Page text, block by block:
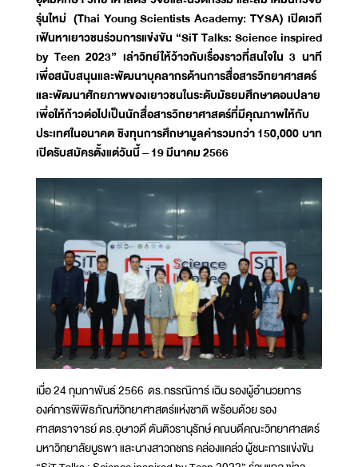
รุ่นใหม่ (Thai Young Scientists Academy: TYSA) เปิดเวที
เฟ้นหาเยาวชนร่วมการแข่งขัน “SiT Talks: Science inspired
by Teen 2023” เล่าวิทย์ให้ว้าวกับเรื่องราวที่สนใจใน 3 นาที
เพื่อสนับสนุนและพัฒนาบุคลากรด้านการสื่อสารวิทยาศาสตร์
และพัฒนาศักยภาพของเยาวชนในระดับมัธยมศึกษาตอนปลาย
เพื่อให้ก้าวต่อไปเป็นนักสื่อสารวิทยาศาสตร์ที่มีคุณภาพให้กับ
ประเทศในอนาคต ชิงทุนการศึกษามูลค่ารวมกว่า 150,000 บาท
เปิดรับสมัครตั้งแต่วันนี้ – 19 มีนาคม 2566
เมื่อ 24 กุมภาพันธ์ 2566 ดร.กรรณิการ์ เฉิน รองผู้อำนวยการ
องค์การพิพิธภัณฑ์วิทยาศาสตร์แห่งชาติ พร้อมด้วย รอง
ศาสตราจารย์ ดร.อุษาวดี ตันติวรานุรักษ์ คณบดีคณะวิทยาศาสตร์
มหาวิทยาลัยบูรพา และนางสาวกชกร คล่องแคล่ว ผู้ชนะการแข่งขัน